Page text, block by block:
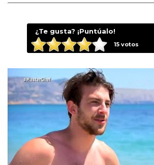
¿Te gusta? ¡Puntúalo!
15votos